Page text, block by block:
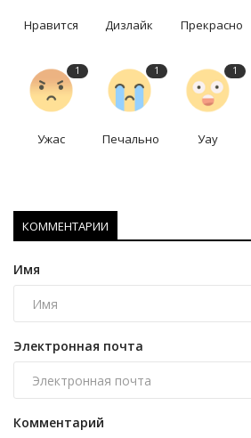
Нравится Дизлайк Прекрасно
1
Ужас
1
Печально
1
Уау
КОММЕНТАРИИ
Имя
Электронная почта
Комментарий